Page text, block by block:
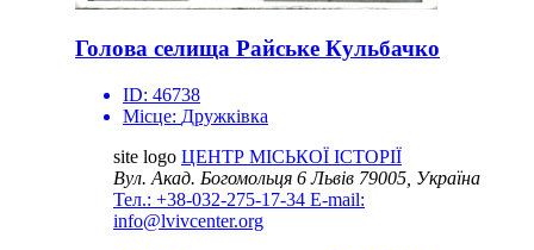
Голова селища Райське Кульбачко
ID: 46738
Місце: Дружківка
site logo ЦЕНТР МІСЬКОЇ ІСТОРІЇ
Вул. Акад. Богомольця 6Львів 79005, Україна
Тел.: +38-032-275-17-34 E-mail:
info@lvivcenter.org